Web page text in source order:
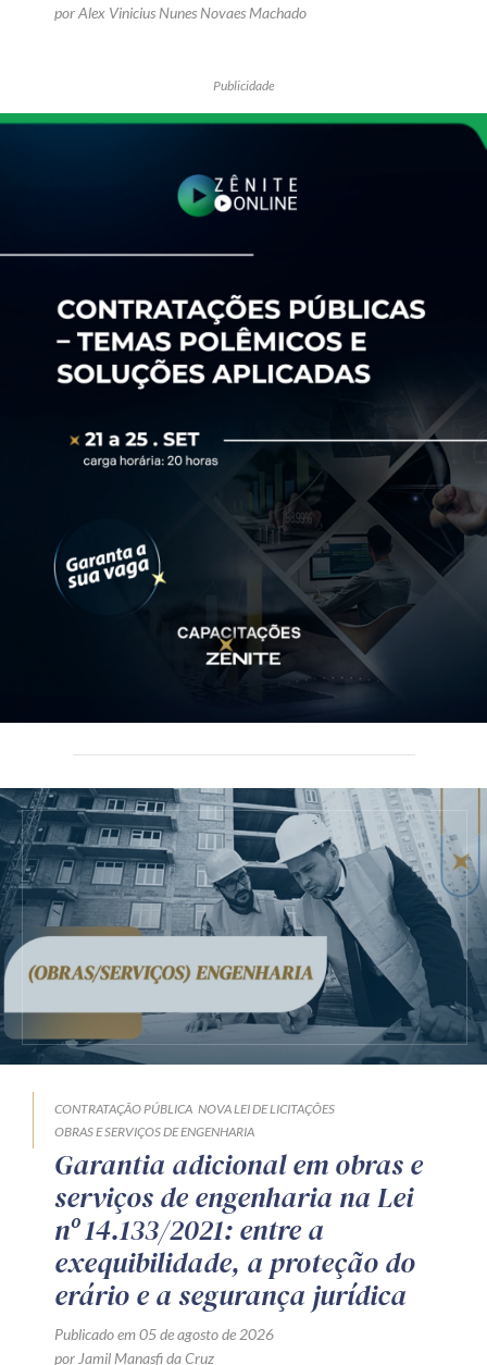
por Alex Vinicius Nunes Novaes Machado
Publicidade
CONTRATAÇÃO PÚBLICA NOVA LEI DE LICITAÇÕES
OBRAS E SERVIÇOS DE ENGENHARIA
Garantia adicional em obras e
serviços de engenharia na Lei
nº 14.133/2021: entre a
exequibilidade, a proteção do
erário e a segurança jurídica
Publicado em 05 de agosto de 2026
por Jamil Manasfi da Cruz